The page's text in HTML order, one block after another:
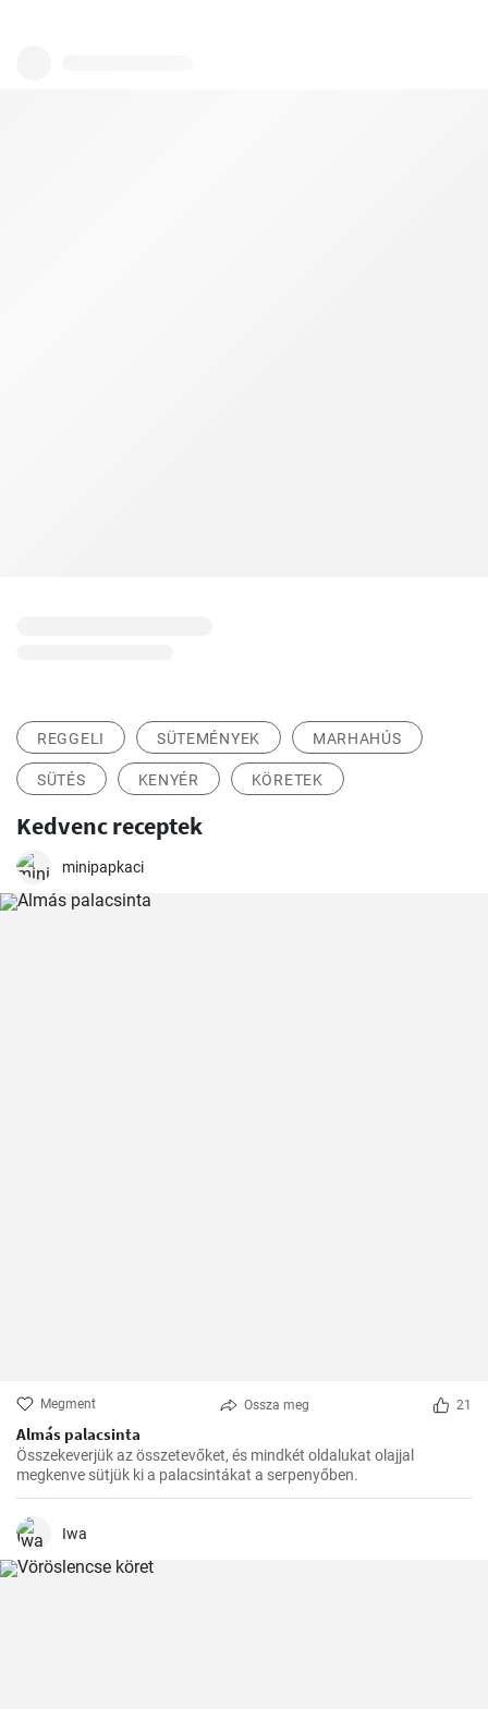
REGGELI SÜTEMÉNYEK MARHAHÚS
SÜTÉS KENYÉR KÖRETEK
Kedvenc receptek
minipapkaci
Megment Ossza meg 21
Almás palacsinta
Összekeverjük az összetevőket, és mindkét oldalukat olajjal
megkenve sütjük ki a palacsintákat a serpenyőben.
Iwa